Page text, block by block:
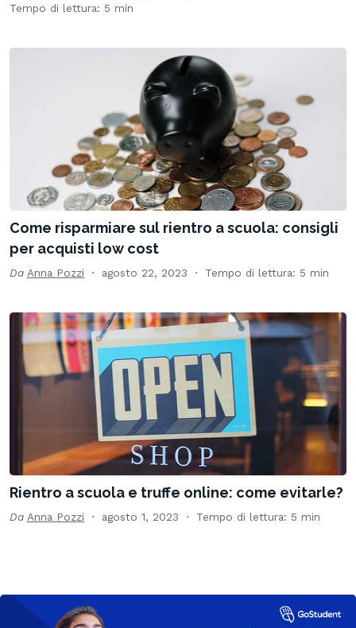
Tempo di lettura: 5 min
Come risparmiare sul rientro a scuola: consigli
per acquisti low cost
Da Anna Pozzi agosto 22, 2023 Tempo di lettura: 5 min
Rientro a scuola e truffe online: come evitarle?
Da Anna Pozzi agosto 1, 2023 Tempo di lettura: 5 min